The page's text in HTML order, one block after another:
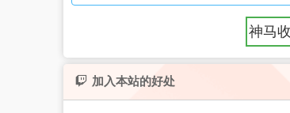
神马
加入本站的好处